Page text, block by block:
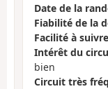
Date de la
Fiabilité de la
Facilité à
Intérêt du
bien
Circuit très